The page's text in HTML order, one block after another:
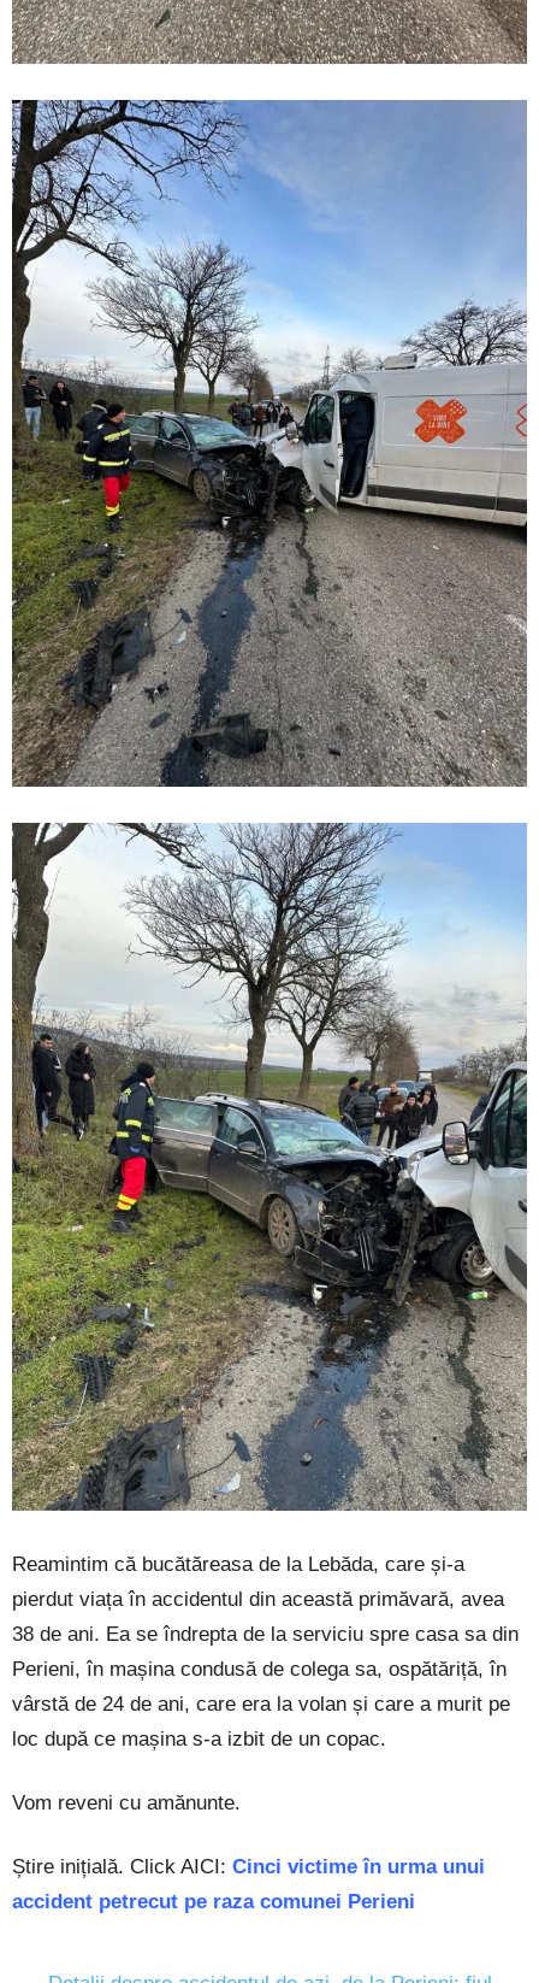
Reamintim că bucătăreasa de la Lebăda, care și-a
pierdut viața în accidentul din această primăvară, avea
38 de ani. Ea se îndrepta de la serviciu spre casa sa din
Perieni, în mașina condusă de colega sa, ospătăriță, în
vârstă de 24 de ani, care era la volan și care a murit pe
loc după ce mașina s-a izbit de un copac.
Vom reveni cu amănunte.
Știre inițială. Click AICI: Cinci victime în urma unui
accident petrecut pe raza comunei Perieni